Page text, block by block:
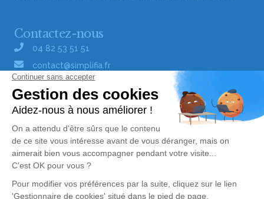
Contactez-nous
04 82 53 51 51
contact@simplifia.fr
Réseaux sociaux
Liens utiles
Publier un avis de décès
Signaler un abus/une erreur